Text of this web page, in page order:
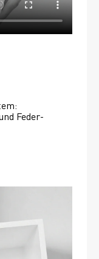
Feder-